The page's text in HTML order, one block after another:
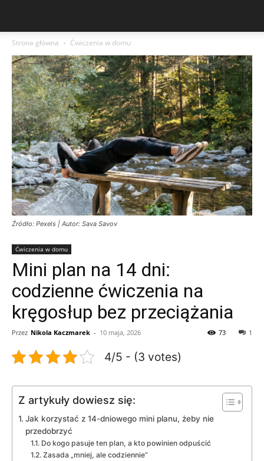
Strona główna Ćwiczenia w domu
Źródło: Pexels | Autor: Sava Savov
Ćwiczenia w domu
Mini plan na 14 dni:
codzienne ćwiczenia na
kręgosłup bez przeciążania
Przez Nikola Kaczmarek - 10 maja, 2026 1
73
4/5 - (3 votes)
Z artykuły dowiesz się:
Jak korzystać z 14-dniowego mini planu, żeby nie
przedobrzyć
Do kogo pasuje ten plan, a kto powinien odpuścić
Zasada „mniej, ale codziennie”